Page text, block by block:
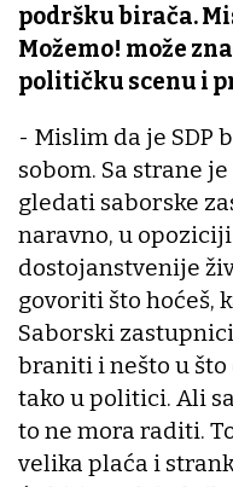
podršku birača.
Možemo! može
političku scenu i
- Mislim da je SDP
sobom. Sa strane
gledati saborske
naravno, u
dostojanstvenije
govoriti što hoćeš,
Saborski
braniti i nešto u što
tako u politici. Ali
to ne mora raditi.
velika plaća i